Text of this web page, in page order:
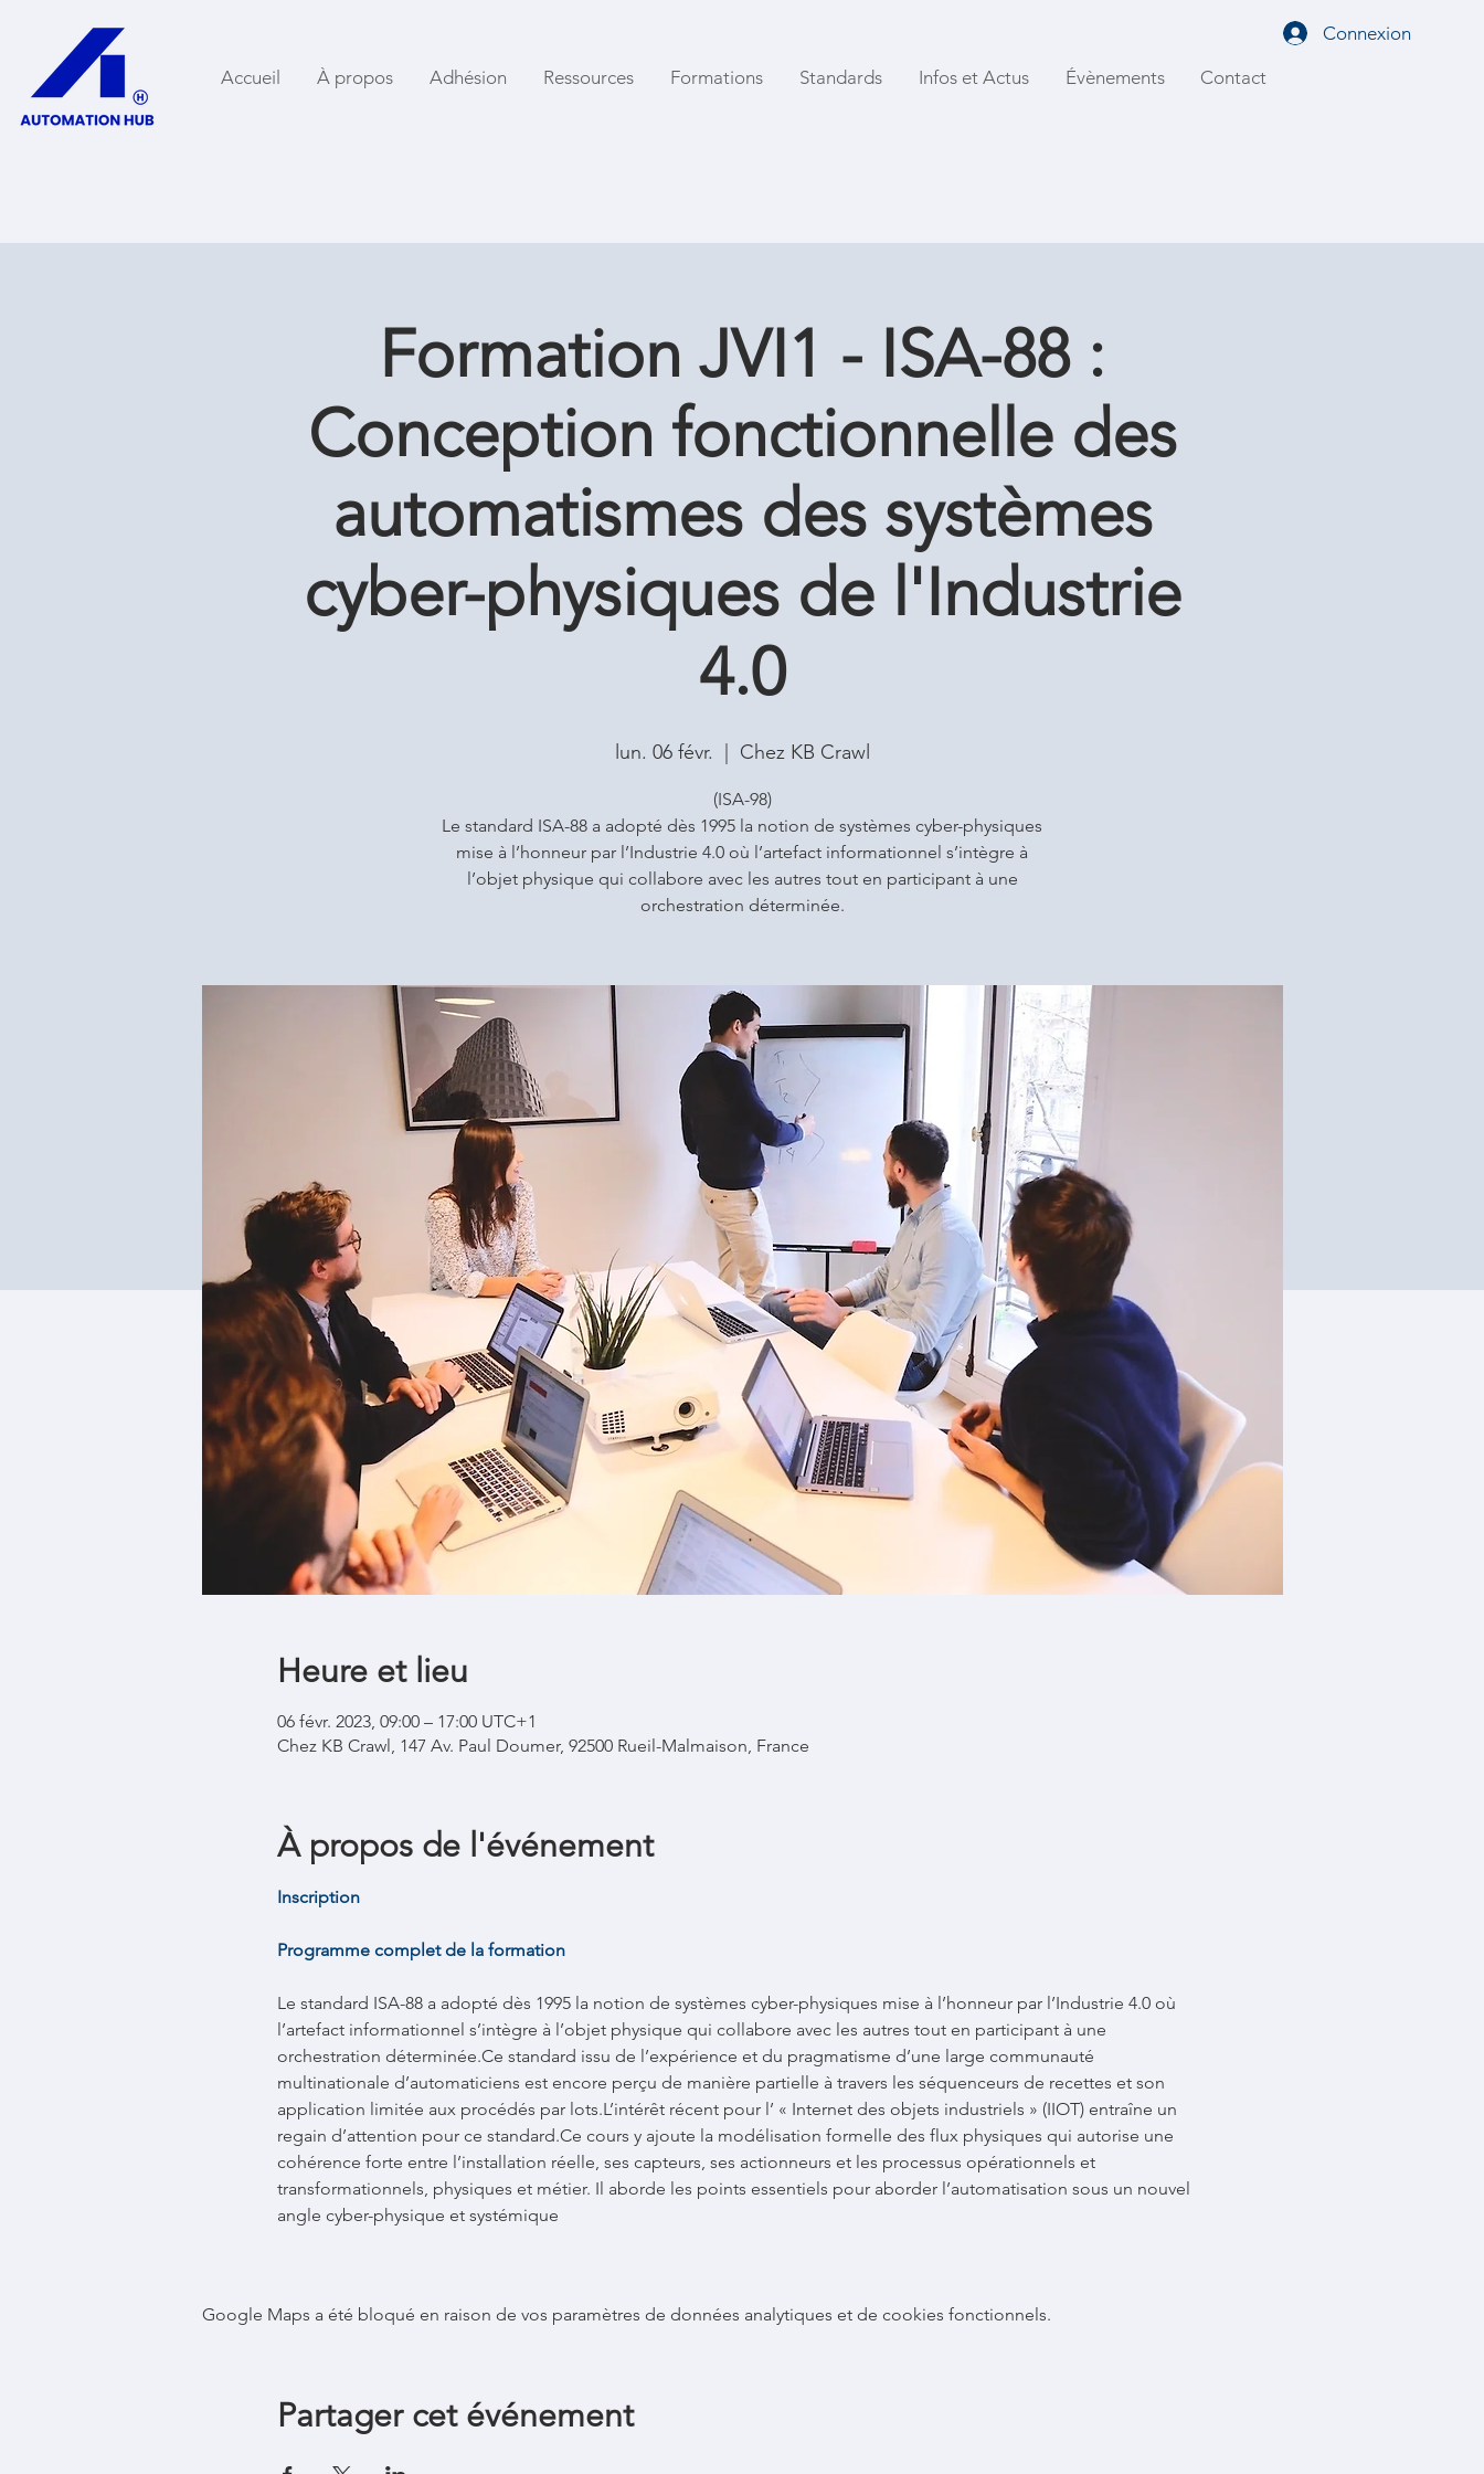
Connexion
Accueil À propos Adhésion Ressources Formations Standards Infos et Actus Évènements Contact
Formation JVI1 - ISA-88 :
Conception fonctionnelle des
automatismes des systèmes
cyber-physiques de l'Industrie
4.0
lun. 06 févr. Chez KB Crawl
(ISA-98)
Le standard ISA-88 a adopté dès 1995 la notion de systèmes cyber-physiques
mise à l’honneur par l’Industrie 4.0 où l’artefact informationnel s’intègre à
l’objet physique qui collabore avec les autres tout en participant à une
orchestration déterminée.
Heure et lieu
06 févr. 2023, 09:00 – 17:00 UTC+1
Chez KB Crawl, 147 Av. Paul Doumer, 92500 Rueil-Malmaison, France
À propos de l'événement
Inscription
Programme complet de la formation
Le standard ISA-88 a adopté dès 1995 la notion de systèmes cyber-physiques mise à l’honneur par l’Industrie 4.0 où
l’artefact informationnel s’intègre à l’objet physique qui collabore avec les autres tout en participant à une
orchestration déterminée.Ce standard issu de l’expérience et du pragmatisme d’une large communauté
multinationale d’automaticiens est encore perçu de manière partielle à travers les séquenceurs de recettes et son
application limitée aux procédés par lots.L’intérêt récent pour l’ « Internet des objets industriels » (IIOT) entraîne un
regain d’attention pour ce standard.Ce cours y ajoute la modélisation formelle des flux physiques qui autorise une
cohérence forte entre l’installation réelle, ses capteurs, ses actionneurs et les processus opérationnels et
transformationnels, physiques et métier. Il aborde les points essentiels pour aborder l’automatisation sous un nouvel
angle cyber-physique et systémique
Google Maps a été bloqué en raison de vos paramètres de données analytiques et de cookies fonctionnels.
Partager cet événement